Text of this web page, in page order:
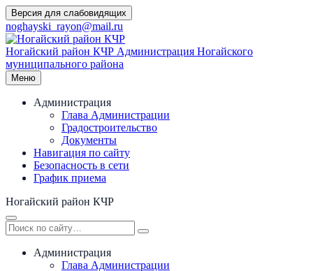
Перейти
к
содержимому
Версия для слабовидящих
noghayski_rayon@mail.ru
Ногайский район КЧР Администрация Ногайского
муниципального района
Меню
Администрация
Глава Администрации
Градостроительство
Документы
Навигация по сайту
Безопасность в сети
График приема
Ногайский район КЧР
Администрация
Глава Администрации